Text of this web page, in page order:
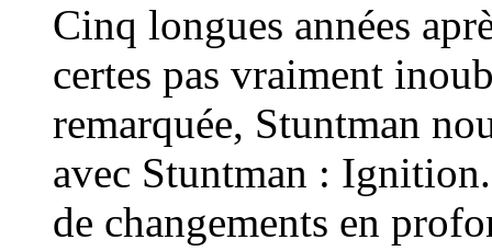
Cinq longues années
certes pas vraiment
remarquée, Stuntman
avec Stuntman :
de changements en